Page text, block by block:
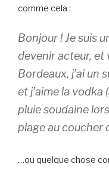
comme cela :
Bonjour ! Je suis
devenir acteur, et
Bordeaux, j’ai un
et j’aime la vodka
pluie soudaine
plage au coucher
…ou quelque chose